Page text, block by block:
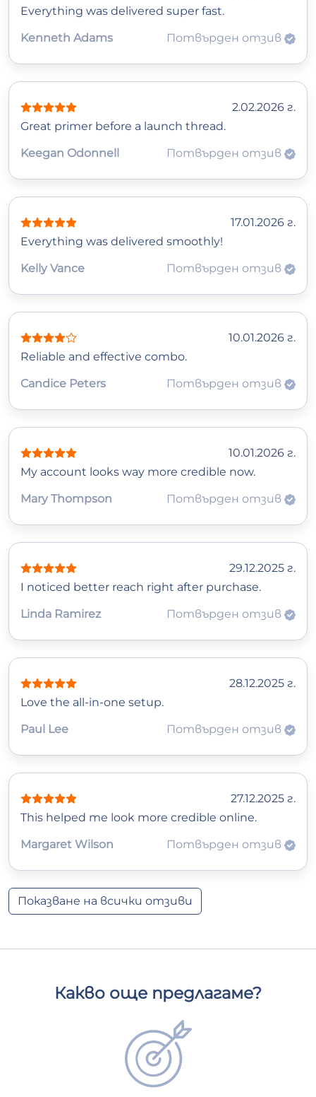
Everything was delivered super fast.
Kenneth Adams
Потвърден отзив
2.02.2026 г.
Great primer before a launch thread.
Keegan Odonnell
Потвърден отзив
17.01.2026 г.
Everything was delivered smoothly!
Kelly Vance
Потвърден отзив
10.01.2026 г.
Reliable and effective combo.
Candice Peters
Потвърден отзив
10.01.2026 г.
My account looks way more credible now.
Mary Thompson
Потвърден отзив
29.12.2025 г.
I noticed better reach right after purchase.
Linda Ramirez
Потвърден отзив
28.12.2025 г.
Love the all-in-one setup.
Paul Lee
Потвърден отзив
27.12.2025 г.
This helped me look more credible online.
Margaret Wilson
Потвърден отзив
Показване на всички отзиви
Какво още предлагаме?